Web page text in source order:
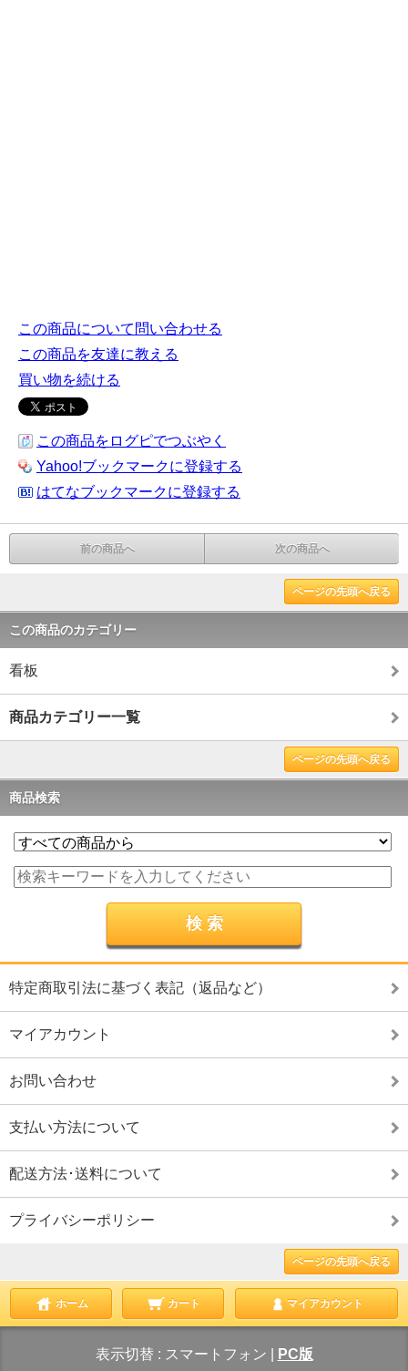
この商品について問い合わせる
この商品を友達に教える
買い物を続ける
この商品をログピでつぶやく
Yahoo!ブックマークに登録する
はてなブックマークに登録する
前の商品へ 次の商品へ
ページの先頭へ戻る
この商品のカテゴリー
看板
商品カテゴリー一覧
ページの先頭へ戻る
商品検索
特定商取引法に基づく表記（返品など）
マイアカウント
お問い合わせ
支払い方法について
配送方法･送料について
プライバシーポリシー
ページの先頭へ戻る
ホーム カート マイアカウント
表示切替 : スマートフォン PC版